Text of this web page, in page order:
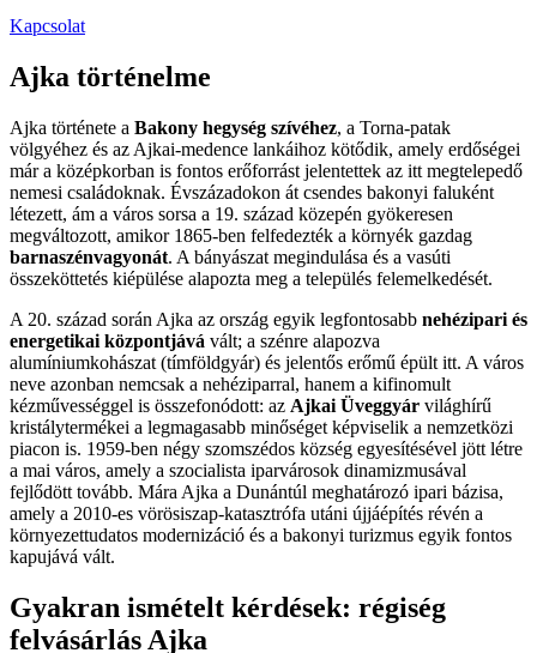
Kapcsolat
Ajka történelme
Ajka története a Bakony hegység szívéhez, a Torna-patak
völgyéhez és az Ajkai-medence lankáihoz kötődik, amely erdőségei
már a középkorban is fontos erőforrást jelentettek az itt megtelepedő
nemesi családoknak. Évszázadokon át csendes bakonyi faluként
létezett, ám a város sorsa a 19. század közepén gyökeresen
megváltozott, amikor 1865-ben felfedezték a környék gazdag
barnaszénvagyonát. A bányászat megindulása és a vasúti
összeköttetés kiépülése alapozta meg a település felemelkedését.
A 20. század során Ajka az ország egyik legfontosabb nehézipari és
energetikai központjává vált; a szénre alapozva
alumíniumkohászat (tímföldgyár) és jelentős erőmű épült itt. A város
neve azonban nemcsak a nehéziparral, hanem a kifinomult
kézművességgel is összefonódott: az Ajkai Üveggyár világhírű
kristálytermékei a legmagasabb minőséget képviselik a nemzetközi
piacon is. 1959-ben négy szomszédos község egyesítésével jött létre
a mai város, amely a szocialista iparvárosok dinamizmusával
fejlődött tovább. Mára Ajka a Dunántúl meghatározó ipari bázisa,
amely a 2010-es vörösiszap-katasztrófa utáni újjáépítés révén a
környezettudatos modernizáció és a bakonyi turizmus egyik fontos
kapujává vált.
Gyakran ismételt kérdések: régiség
felvásárlás Ajka